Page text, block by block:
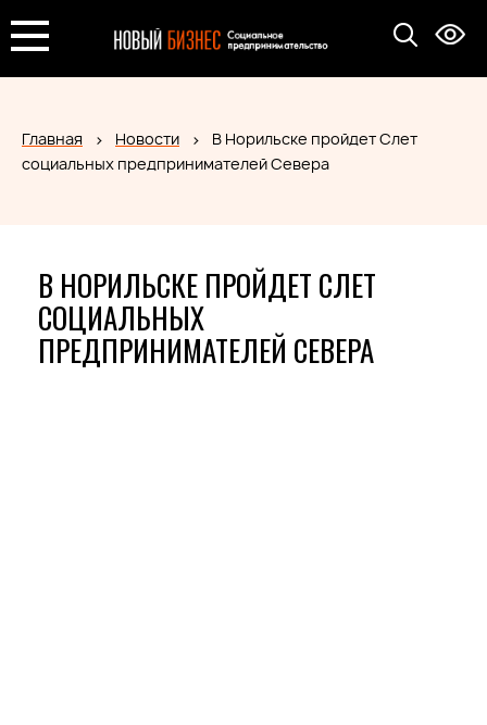
Главная Новости
В Норильске пройдет Слет
социальных предпринимателей Севера
В НОРИЛЬСКЕ ПРОЙДЕТ СЛЕТ
СОЦИАЛЬНЫХ
ПРЕДПРИНИМАТЕЛЕЙ СЕВЕРА